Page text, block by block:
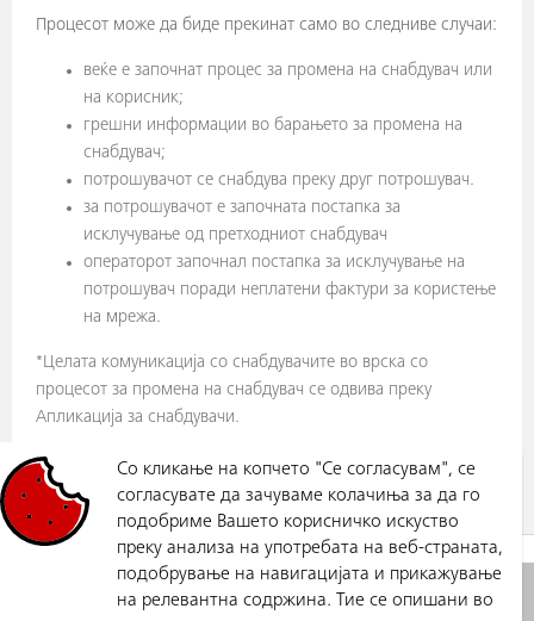
Процесот може да биде прекинат само во следниве случаи:
веќе е започнат процес за промена на снабдувач или
на корисник;
грешни информации во барањето за промена на
снабдувач;
потрошувачот се снабдува преку друг потрошувач.
за потрошувачот е започната постапка за
исклучување од претходниот снабдувач
операторот започнал постапка за исклучување на
потрошувач поради неплатени фактури за користење
на мрежа.
*Целата комуникација со снабдувачите во врска со
процесот за промена на снабдувач се одвива преку
Апликација за снабдувачи.
Календар со датуми на промена на снабдувач
ПРОМЕНА НА СНАБДУВАЧ
Електродистрибуција ДООЕЛ
Политика за приватност
Со кликање на копчето "Се согласувам", се
согласувате да зачуваме колачиња за да го
подобриме Вашето корисничко искуство
преку анализа на употребата на веб-страната,
подобрување на навигацијата и прикажување
на релевантна содржина. Тие се опишани во